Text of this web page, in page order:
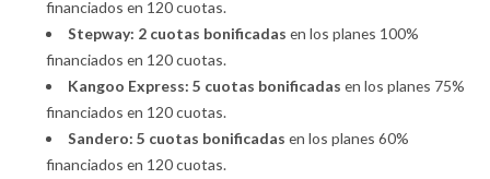
financiados en 120 cuotas.
Stepway: 2 cuotas bonificadas en los planes 100%
financiados en 120 cuotas.
Kangoo Express: 5 cuotas bonificadas en los planes 75%
financiados en 120 cuotas.
Sandero: 5 cuotas bonificadas en los planes 60%
financiados en 120 cuotas.